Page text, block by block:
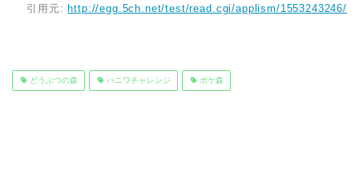
引用元: http://egg.5ch.net/test/read.cgi/applism/1553243246/
どうぶつの森 ハニワチャレンジ ポケ森